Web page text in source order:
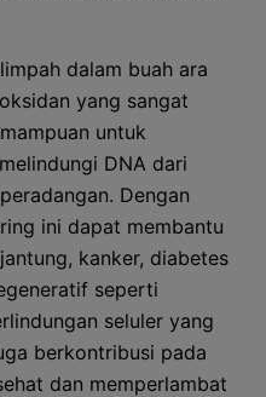
dalam buah ara
yang sangat
untuk
DNA dari
Dengan
ini dapat membantu
kanker, diabetes
seperti
seluler yang
berkontribusi pada
dan memperlambat